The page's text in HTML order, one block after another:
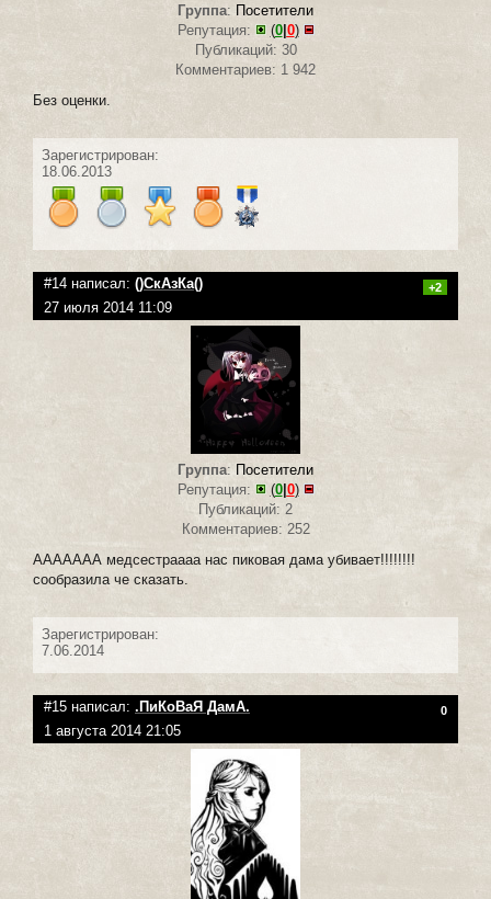
Группа: Посетители
Репутация:
(0|0)
Публикаций: 30
Комментариев: 1 942
Без оценки.
Зарегистрирован:
18.06.2013
#14 написал: ()СкАзКа() +2
27 июля 2014 11:09
Группа: Посетители
Репутация:
(0|0)
Публикаций: 2
Комментариев: 252
ААААААА медсестраааа нас пиковая дама убивает!!!!!!!!
сообразила че сказать.
Зарегистрирован:
7.06.2014
#15 написал: .ПиКоВаЯ ДамА. 0
1 августа 2014 21:05